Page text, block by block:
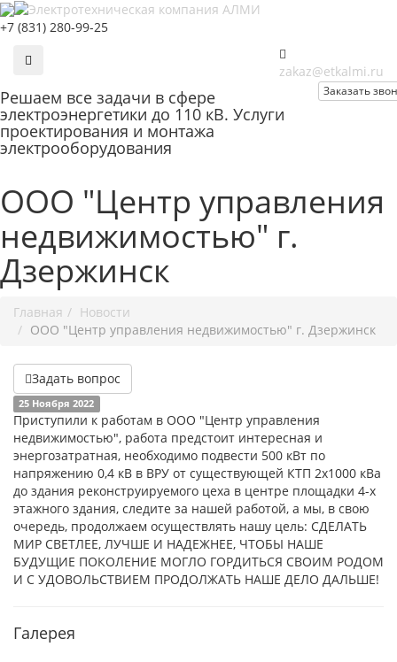
+7 (831) 280-99-25
zakaz@etkalmi.ru
Решаем все задачи в сфере
электроэнергетики до 110 кВ. Услуги
проектирования и монтажа
электрооборудования
Заказать
ООО "Центр управления
недвижимостью" г.
Дзержинск
Главная
Новости
ООО "Центр управления недвижимостью" г. Дзержинск
Задать вопрос
25 Ноября 2022
Приступили к работам в ООО "Центр управления
недвижимостью", работа предстоит интересная и
энергозатратная, необходимо подвести 500 кВт по
напряжению 0,4 кВ в ВРУ от существующей КТП 2x1000 кВа
до здания реконструируемого цеха в центре площадки 4-х
этажного здания, следите за нашей работой, а мы, в свою
очередь, продолжаем осуществлять нашу цель: СДЕЛАТЬ
МИР СВЕТЛЕЕ, ЛУЧШЕ И НАДЕЖНЕЕ, ЧТОБЫ НАШЕ
БУДУЩИЕ ПОКОЛЕНИЕ МОГЛО ГОРДИТЬСЯ СВОИМ РОДОМ
И С УДОВОЛЬСТВИЕМ ПРОДОЛЖАТЬ НАШЕ ДЕЛО ДАЛЬШЕ!
Галерея